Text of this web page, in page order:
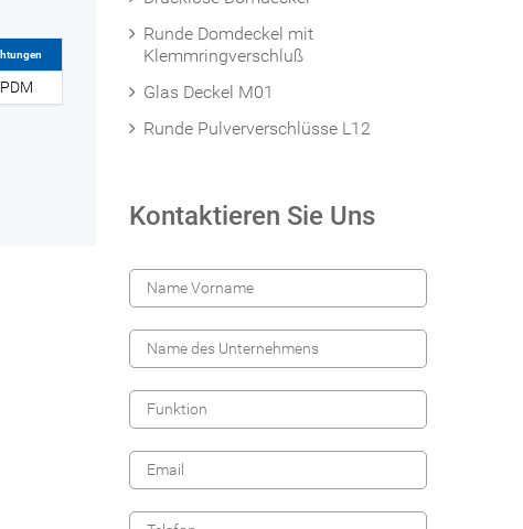
Runde Domdeckel mit
Klemmringverschluß
Glas Deckel M01
Runde Pulververschlüsse L12
Kontaktieren Sie Uns